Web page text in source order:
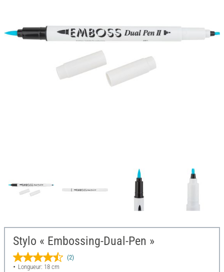
Stylo « Embossing-Dual-Pen »
(2)
Longueur: 18 cm